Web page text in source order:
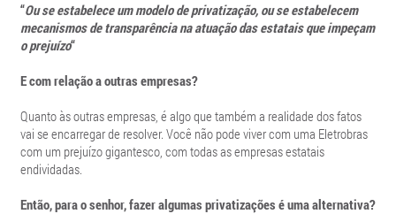
“Ou se estabelece um modelo de privatização, ou se estabelecem
mecanismos de transparência na atuação das estatais que impeçam
o prejuízo“
E com relação a outras empresas?
Quanto às outras empresas, é algo que também a realidade dos fatos
vai se encarregar de resolver. Você não pode viver com uma Eletrobras
com um prejuízo gigantesco, com todas as empresas estatais
endividadas.
Então, para o senhor, fazer algumas privatizações é uma alternativa?